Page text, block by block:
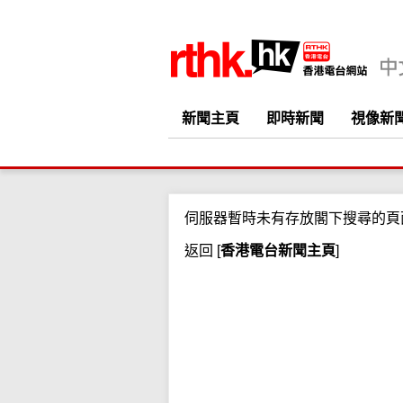
新聞主頁 即時新聞 視像新
伺服器暫時未有存放閣下搜尋的頁
返回 [香港電台新聞主頁]